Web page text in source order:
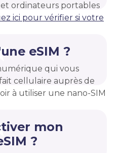
ordinateurs portables
ici pour vérifier si votre
eSIM ?
qui vous
cellulaire auprès de
à utiliser une nano-SIM
mon
?